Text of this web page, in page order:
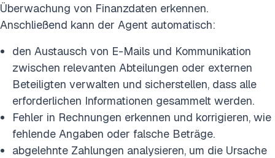
Überwachung von Finanzdaten erkennen.
Anschließend kann der Agent automatisch:
den Austausch von E-Mails und Kommunikation
zwischen relevanten Abteilungen oder externen
Beteiligten verwalten und sicherstellen, dass alle
erforderlichen Informationen gesammelt werden.
Fehler in Rechnungen erkennen und korrigieren, wie
fehlende Angaben oder falsche Beträge.
abgelehnte Zahlungen analysieren, um die Ursache